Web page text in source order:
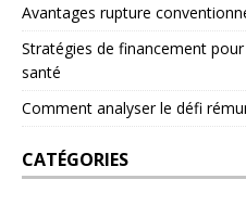
Avantages rupture
Stratégies de financement
santé
Comment analyser le défi
CATÉGORIES